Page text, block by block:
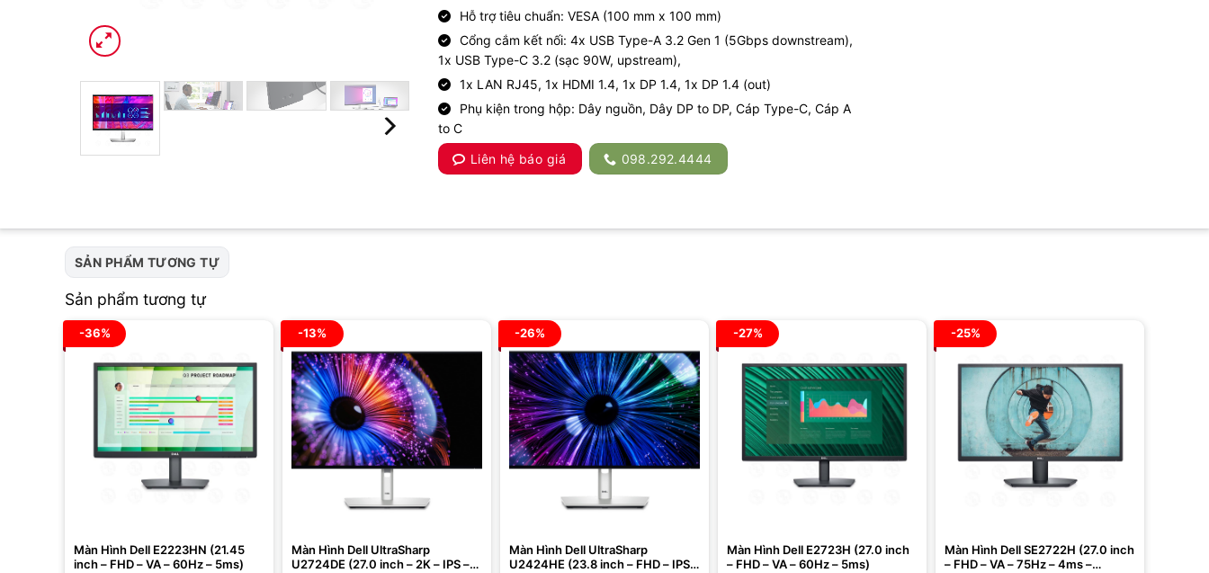
Hỗ trợ tiêu chuẩn: VESA (100 mm x 100 mm)
Cổng cắm kết nối: 4x USB Type-A 3.2 Gen 1 (5Gbps downstream),
1x USB Type-C 3.2 (sạc 90W, upstream),
1x LAN RJ45, 1x HDMI 1.4, 1x DP 1.4, 1x DP 1.4 (out)
Phụ kiện trong hộp: Dây nguồn, Dây DP to DP, Cáp Type-C, Cáp A
to C
Liên hệ báo giá
098.292.4444
SẢN PHẨM TƯƠNG TỰ
Sản phẩm tương tự
-36%
Màn Hình Dell E2223HN (21.45
inch – FHD – VA – 60Hz – 5ms)
-13%
Màn Hình Dell UltraSharp
U2724DE (27.0 inch – 2K – IPS –
-26%
Màn Hình Dell UltraSharp
U2424HE (23.8 inch – FHD – IPS –
-27%
Màn Hình Dell E2723H (27.0 inch
– FHD – VA – 60Hz – 5ms)
-25%
Màn Hình Dell SE2722H (27.0 inch
– FHD – VA – 75Hz – 4ms –